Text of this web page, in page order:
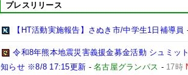
プレスリリース
【HT活動実施報告】さぬき市/中学生1日補導員
令和8年熊本地震災害義援金募金活動 シュミッ
知らせ ※8/8 17:15更新 -名古屋グランパス - 17時